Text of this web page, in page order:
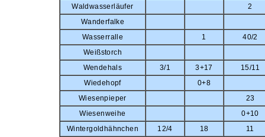
Waldwasserläufer
2
Wanderfalke
Wasserralle
1
40/2
Weißstorch
Wendehals
3/1 3+17
15/11
Wiedehopf
0+8
Wiesenpieper
23
Wiesenweihe
0+10
Wintergoldhähnchen
12/4 18
11